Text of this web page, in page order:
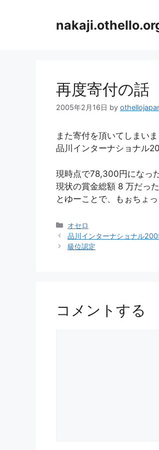
再度寄付の話
2005年2月16日 by
また寄付を頂いてしまいま
品川インターナショナル
現時点で78,300円になっ
現状の賞金総額 8 万だっ
とゆーことで、もぉちょ
カ
テ
ゴ
オセロ
品川インターナショナル
級位認定
コメントする